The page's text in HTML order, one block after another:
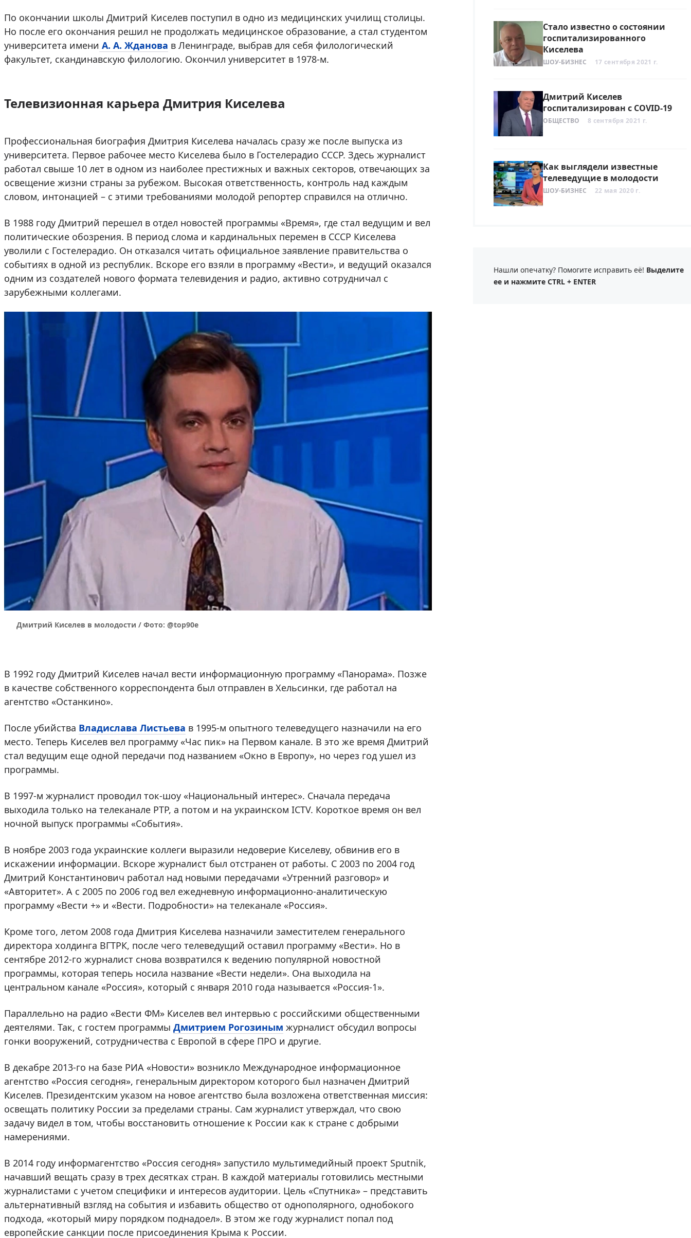
По окончании школы Дмитрий Киселев поступил в одно из медицинских училищ столицы.
Но после его окончания решил не продолжать медицинское образование, а стал студентом
университета имени А. А. Жданова в Ленинграде, выбрав для себя филологический
факультет, скандинавскую филологию. Окончил университет в 1978-м.
Телевизионная карьера Дмитрия Киселева
Профессиональная биография Дмитрия Киселева началась сразу же после выпуска из
университета. Первое рабочее место Киселева было в Гостелерадио СССР. Здесь журналист
работал свыше 10 лет в одном из наиболее престижных и важных секторов, отвечающих за
освещение жизни страны за рубежом. Высокая ответственность, контроль над каждым
словом, интонацией – с этими требованиями молодой репортер справился на отлично.
В 1988 году Дмитрий перешел в отдел новостей программы «Время», где стал ведущим и вел
политические обозрения. В период слома и кардинальных перемен в СССР Киселева
уволили с Гостелерадио. Он отказался читать официальное заявление правительства о
событиях в одной из республик. Вскоре его взяли в программу «Вести», и ведущий оказался
одним из создателей нового формата телевидения и радио, активно сотрудничал с
зарубежными коллегами.
Дмитрий Киселев в молодости / Фото: @top90e
В 1992 году Дмитрий Киселев начал вести информационную программу «Панорама». Позже
в качестве собственного корреспондента был отправлен в Хельсинки, где работал на
агентство «Останкино».
После убийства Владислава Листьева в 1995-м опытного телеведущего назначили на его
место. Теперь Киселев вел программу «Час пик» на Первом канале. В это же время Дмитрий
стал ведущим еще одной передачи под названием «Окно в Европу», но через год ушел из
программы.
В 1997-м журналист проводил ток-шоу «Национальный интерес». Сначала передача
выходила только на телеканале РТР, а потом и на украинском ICTV. Короткое время он вел
ночной выпуск программы «События».
В ноябре 2003 года украинские коллеги выразили недоверие Киселеву, обвинив его в
искажении информации. Вскоре журналист был отстранен от работы. С 2003 по 2004 год
Дмитрий Константинович работал над новыми передачами «Утренний разговор» и
«Авторитет». А с 2005 по 2006 год вел ежедневную информационно-аналитическую
программу «Вести +» и «Вести. Подробности» на телеканале «Россия».
Кроме того, летом 2008 года Дмитрия Киселева назначили заместителем генерального
директора холдинга ВГТРК, после чего телеведущий оставил программу «Вести». Но в
сентябре 2012-го журналист снова возвратился к ведению популярной новостной
программы, которая теперь носила название «Вести недели». Она выходила на
центральном канале «Россия», который с января 2010 года называется «Россия-1».
Параллельно на радио «Вести ФМ» Киселев вел интервью с российскими общественными
деятелями. Так, с гостем программы Дмитрием Рогозиным журналист обсудил вопросы
гонки вооружений, сотрудничества с Европой в сфере ПРО и другие.
В декабре 2013-го на базе РИА «Новости» возникло Международное информационное
агентство «Россия сегодня», генеральным директором которого был назначен Дмитрий
Киселев. Президентским указом на новое агентство была возложена ответственная миссия:
освещать политику России за пределами страны. Сам журналист утверждал, что свою
задачу видел в том, чтобы восстановить отношение к России как к стране с добрыми
намерениями.
В 2014 году информагентство «Россия сегодня» запустило мультимедийный проект Sputnik,
начавший вещать сразу в трех десятках стран. В каждой материалы готовились местными
журналистами с учетом специфики и интересов аудитории. Цель «Спутника» – представить
альтернативный взгляд на события и избавить общество от однополярного, однобокого
подхода, «который миру порядком поднадоел». В этом же году журналист попал под
европейские санкции после присоединения Крыма к России.
Стало известно о состоянии
госпитализированного
Киселева
ШОУ-БИЗНЕС 17 сентября 2021 г.
Дмитрий Киселев
госпитализирован с COVID-19
ОБЩЕСТВО 8 сентября 2021 г.
Как выглядели известные
телеведущие в молодости
ШОУ-БИЗНЕС 22 мая 2020 г.
Нашли опечатку? Помогите исправить её! Выделите
ее и нажмите CTRL + ENTER